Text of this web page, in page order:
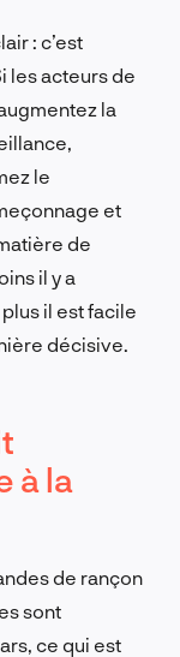
: c’est
les acteurs de
la
le
et
de
il y a
il est facile
décisive.
à la
de rançon
sont
ce qui est